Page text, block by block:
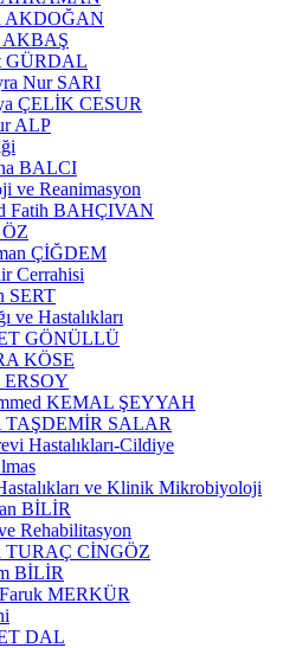
AKDOĞAN
AKBAŞ
GÜRDAL
Nur SARI
ÇELİK CESUR
ALP
BALCI
ve Reanimasyon
Fatih BAHÇIVAN
ÇİĞDEM
Cerrahisi
SERT
ve Hastalıkları
GÖNÜLLÜ
KÖSE
ERSOY
KEMAL ŞEYYAH
TAŞDEMİR SALAR
Hastalıkları-Cildiye
ve Klinik Mikrobiyoloji
BİLİR
Rehabilitasyon
TURAÇ CİNGÖZ
BİLİR
MERKÜR
DAL